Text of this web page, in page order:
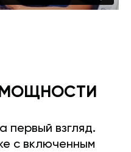
МОЩНОСТИ
первый взгляд.
с включенным